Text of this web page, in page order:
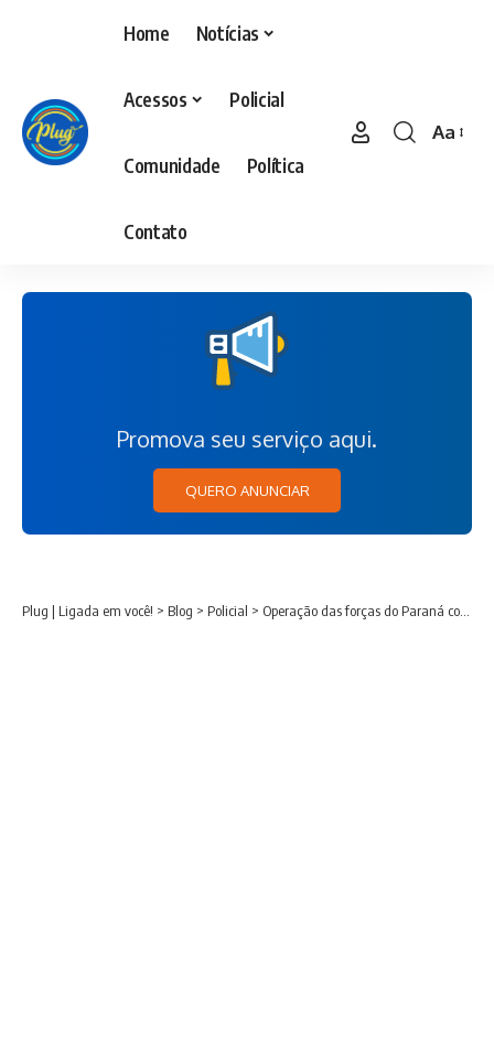
Home Notícias
Acessos Policial
Comunidade Política
Contato
Aa
Promova seu serviço aqui.
QUERO ANUNCIAR
Plug | Ligada em você! > Blog > Policial > Operação das forças do Paraná contra facção criminosa resulta na prisão de seis pessoas